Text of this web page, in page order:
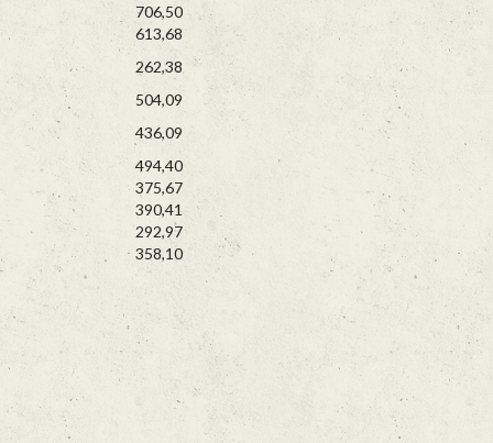
706,50
613,68
262,38
504,09
436,09
494,40
375,67
390,41
292,97
358,10